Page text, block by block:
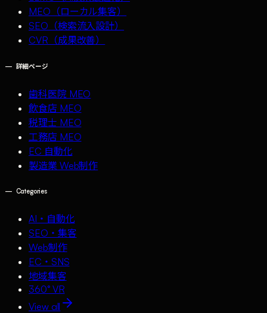
MEO（ローカル集客）
SEO（検索流入設計）
CVR（成果改善）
— 詳細ページ
歯科医院 MEO
飲食店 MEO
税理士 MEO
工務店 MEO
EC 自動化
製造業 Web制作
— Categories
AI・自動化
SEO・集客
Web制作
EC・SNS
地域集客
360° VR
View all